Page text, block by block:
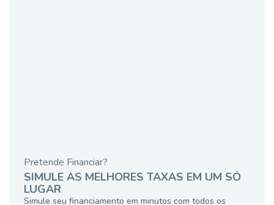
Pretende Financiar?
SIMULE AS MELHORES TAXAS EM UM SÓ
LUGAR
Simule seu financiamento em minutos com todos os